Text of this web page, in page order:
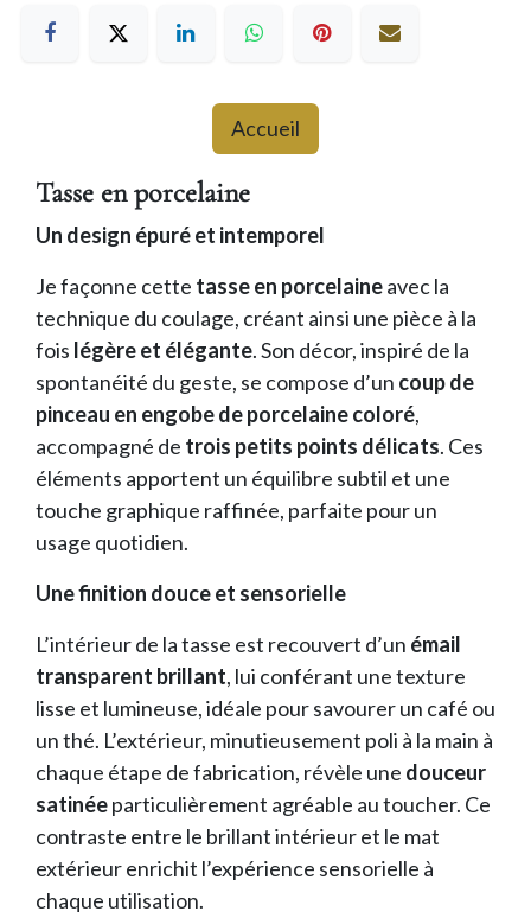
Accueil
Tasse en porcelaine
Un design épuré et intemporel
Je façonne cette tasse en porcelaineavec la
technique du coulage, créant ainsi une pièce à la
fois légère et élégante. Son décor, inspiré de la
spontanéité du geste, se compose d’un coup de
pinceau en engobe de porcelaine coloré,
accompagné de trois petits points délicats. Ces
éléments apportent un équilibre subtil et une
touche graphique raffinée, parfaite pour un
usage quotidien.
Une finition douce et sensorielle
L’intérieur de la tasse est recouvert d’un émail
transparent brillant, lui conférant une texture
lisse et lumineuse, idéale pour savourer un café ou
un thé. L’extérieur, minutieusement poli à la main à
chaque étape de fabrication, révèle une douceur
satinéeparticulièrement agréable au toucher. Ce
contraste entre le brillant intérieur et le mat
extérieur enrichit l’expérience sensorielle à
chaque utilisation.